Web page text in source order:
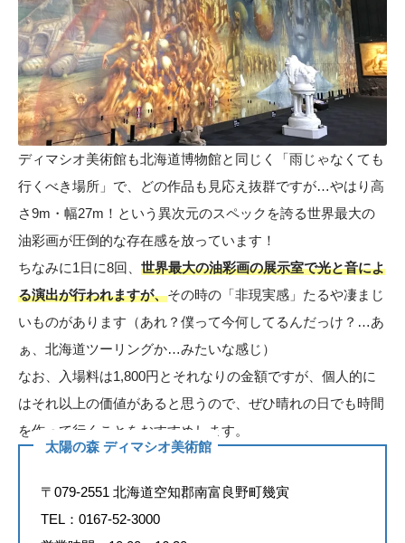
ディマシオ美術館も北海道博物館と同じく「雨じゃなくても
行くべき場所」で、どの作品も見応え抜群ですが…やはり高
さ9m・幅27m！という異次元のスペックを誇る世界最大の
油彩画が圧倒的な存在感を放っています！
ちなみに1日に8回、 世界最大の油彩画の展示室で光と音によ
る演出が行われますが、その時の「非現実感」たるや凄まじ
いものがあります（あれ？僕って今何してるんだっけ？…あ
ぁ、北海道ツーリングか…みたいな感じ）
なお、入場料は1,800円とそれなりの金額ですが、個人的に
はそれ以上の価値があると思うので、ぜひ晴れの日でも時間
を作って行くことをおすすめします。
太陽の森 ディマシオ美術館
〒079-2551 北海道空知郡南富良野町幾寅
TEL：0167-52-3000